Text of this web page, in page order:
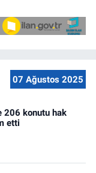
07 Ağustos 2025
206 konutu hak
etti